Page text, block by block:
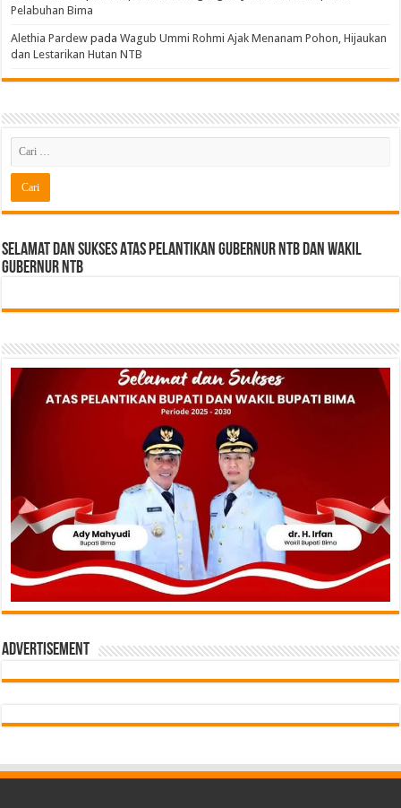
Pelabuhan Bima
Alethia Pardew padaWagub Ummi Rohmi Ajak Menanam Pohon, Hijaukan
dan Lestarikan Hutan NTB
Selamat dan sukses Atas pelantikan Gubernur NTB Dan Wakil
gubernur NTB
Advertisement